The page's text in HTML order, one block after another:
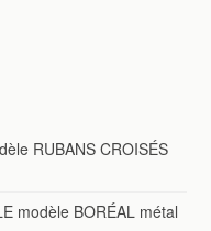
RUBANS CROISÉS
modèle BORÉAL métal